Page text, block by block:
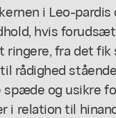
i Leo-
hvis
fra det
rådighed
og usikre
i relation til